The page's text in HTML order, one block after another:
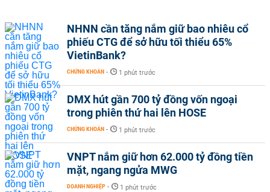
NHNN cần tăng nắm giữ bao nhiêu cổ
phiếu CTG để sở hữu tối thiểu 65%
VietinBank?
CHỨNG KHOÁN - 1 phút trước
DMX hút gần 700 tỷ đồng vốn ngoại
trong phiên thứ hai lên HOSE
CHỨNG KHOÁN - 1 phút trước
VNPT nắm giữ hơn 62.000 tỷ đồng tiền
mặt, ngang ngửa MWG
DOANH NGHIỆP - 1 phút trước